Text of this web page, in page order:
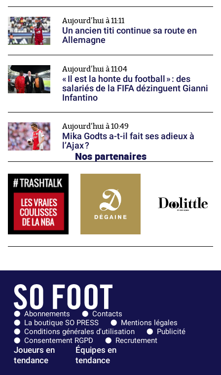
Aujourd'hui à 11:11
Un ancien titi continue sa route en
Allemagne
Aujourd'hui à 11:04
« Il est la honte du football » : des
salariés de la FIFA dézinguent Gianni
Infantino
Aujourd'hui à 10:49
Mika Godts a-t-il fait ses adieux à
l’Ajax ?
Nos partenaires
Abonnements
Contacts
La boutique SO PRESS
Mentions légales
Conditions générales d'utilisation
Publicité
Consentement RGPD
Recrutement
Joueurs en
tendance
Équipes en
tendance